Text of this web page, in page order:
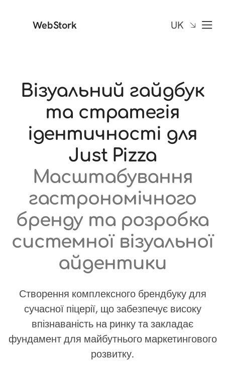
WebStork UK
Візуальний гайдбук
та стратегія
ідентичності для
Just Pizza
Масштабування
гастрономічного
бренду та розробка
системної візуальної
айдентики
Створення комплексного брендбуку для
сучасної піцерії, що забезпечує високу
впізнаваність на ринку та закладає
фундамент для майбутнього маркетингового
розвитку.